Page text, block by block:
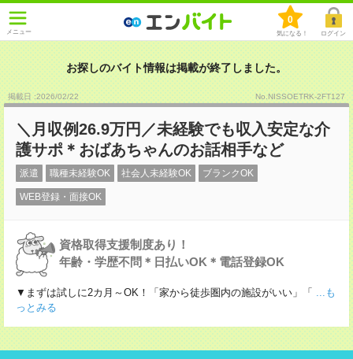
メニュー
0
気になる！ ログイン
お探しのバイト情報は掲載が終了しました。
掲載日 :2026/02/22 No.NISSOETRK-2FT127
＼月収例26.9万円／未経験でも収入安定な介
護サポ＊おばあちゃんのお話相手など
派遣 職種未経験OK 社会人未経験OK ブランクOK
WEB登録・面接OK
資格取得支援制度あり！
年齢・学歴不問＊日払いOK＊電話登録OK
▼まずは試しに2カ月～OK！「家から徒歩圏内の施設がいい」「 ...も
っとみる